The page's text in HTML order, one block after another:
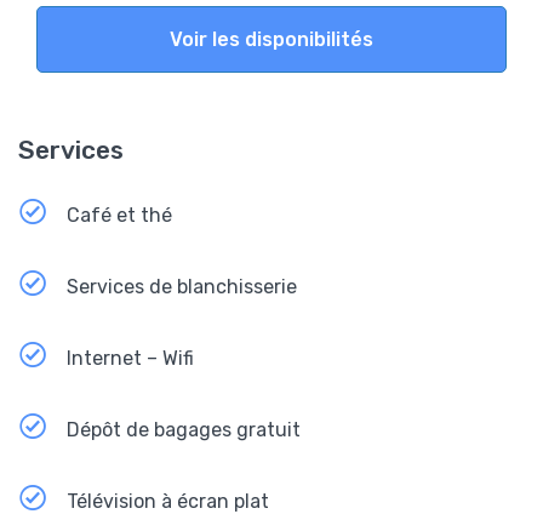
Voir les disponibilités
Services
Café et thé
Services de blanchisserie
Internet – Wifi
Dépôt de bagages gratuit
Télévision à écran plat